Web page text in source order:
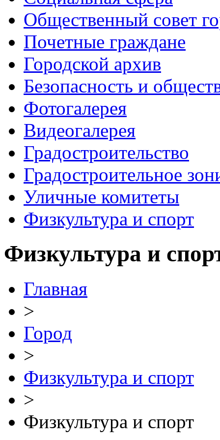
Общественный совет
Почетные граждане
Городской архив
Безопасность и
Фотогалерея
Видеогалерея
Градостроительство
Градостроительное
Уличные комитеты
Физкультура и спорт
Физкультура и
Главная
>
Город
>
Физкультура и спорт
>
Физкультура и спорт